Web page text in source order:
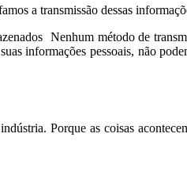
a transmissão dessas
Nenhum método de
informações pessoais, não
Porque as coisas